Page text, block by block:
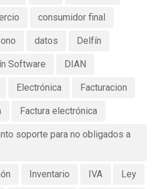
consumidor final
datos Delfín
Software DIAN
Electrónica Facturacion
Factura electrónica
soporte para no obligados a
Inventario IVA Ley